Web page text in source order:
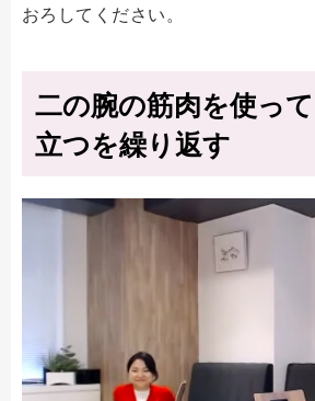
おろしてください。
二の腕の筋肉を使っ
立つを繰り返す